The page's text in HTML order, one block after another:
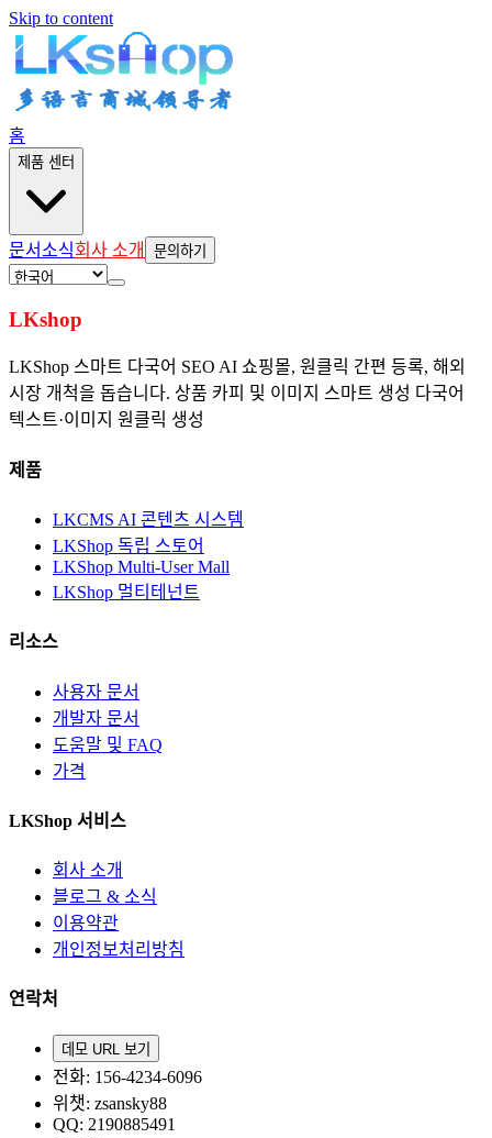
Skip to content
홈
제품 센터
문서 소식회사 소개 문의하기
LKshop
LKShop 스마트 다국어 SEO AI 쇼핑몰, 원클릭 간편 등록, 해외
시장 개척을 돕습니다. 상품 카피 및 이미지 스마트 생성 다국어
텍스트·이미지 원클릭 생성
제품
LKCMS AI 콘텐츠 시스템
LKShop 독립 스토어
LKShop Multi-User Mall
LKShop 멀티테넌트
리소스
사용자 문서
개발자 문서
도움말 및 FAQ
가격
LKShop 서비스
회사 소개
블로그 & 소식
이용약관
개인정보처리방침
연락처
데모 URL 보기
전화: 156-4234-6096
위챗: zsansky88
QQ: 2190885491